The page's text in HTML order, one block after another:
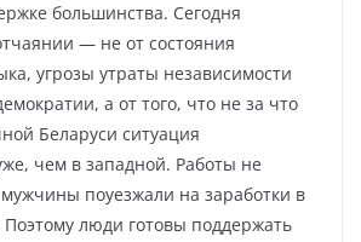
большинства. Сегодня
— не от состояния
угрозы утраты независимости
а от того, что не за что
Беларуси ситуация
чем в западной. Работы не
поуезжали на заработки в
люди готовы поддержать